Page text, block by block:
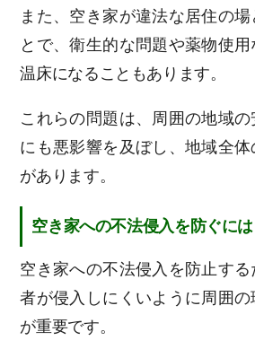
また、空き家が違法な居住の
とで、衛生的な問題や薬物使
温床になることもあります。
これらの問題は、周囲の地域
にも悪影響を及ぼし、地域全体
があります。
空き家への不法侵入を防ぐには
空き家への不法侵入を防止す
者が侵入しにくいように周囲の
が重要です。